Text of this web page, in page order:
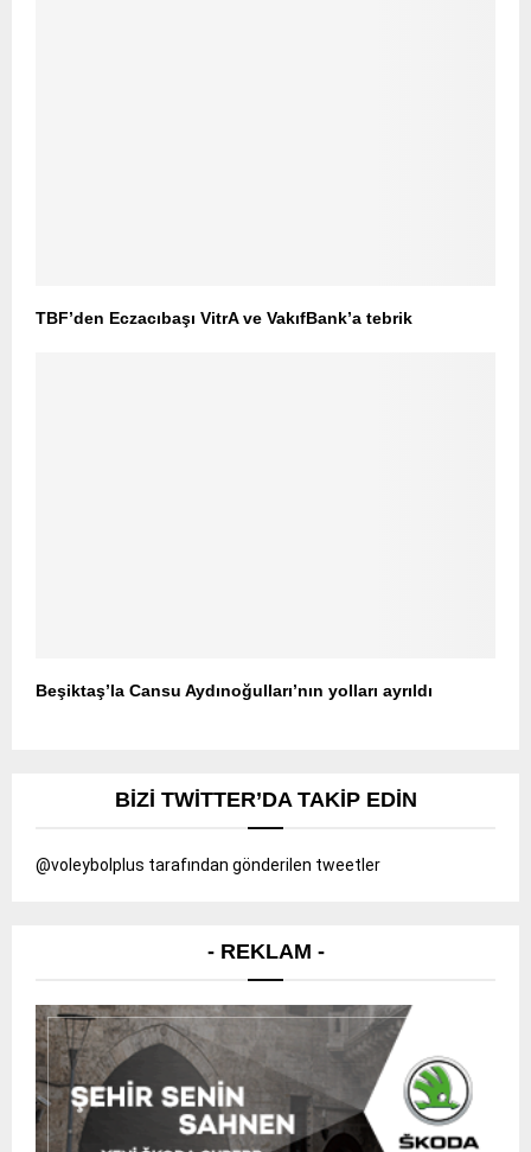
TBF’den Eczacıbaşı VitrA ve VakıfBank’a tebrik
Beşiktaş’la Cansu Aydınoğulları’nın yolları ayrıldı
BIZI TWITTER’DA TAKIP EDIN
@voleybolplus tarafından gönderilen tweetler
- REKLAM -